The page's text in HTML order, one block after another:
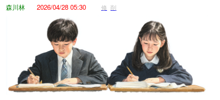
森川林
2026/04/28 05:30 修 削